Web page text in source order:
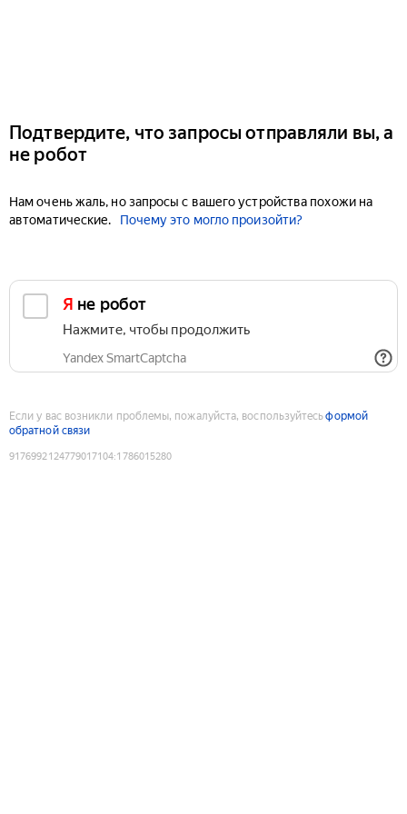
Подтвердите, что запросы отправляли вы, а
не робот
Нам очень жаль, но запросы с вашего устройства похожи на
автоматические.
Почему это могло произойти?
Я не робот
Нажмите, чтобы продолжить
Yandex SmartCaptcha
Если у вас возникли проблемы, пожалуйста, воспользуйтесьформой
обратной связи
9176992124779017104:1786015280